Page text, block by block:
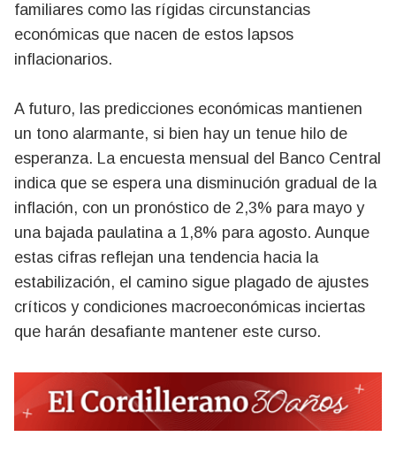
familiares como las rígidas circunstancias
económicas que nacen de estos lapsos
inflacionarios.
A futuro, las predicciones económicas mantienen
un tono alarmante, si bien hay un tenue hilo de
esperanza. La encuesta mensual del Banco Central
indica que se espera una disminución gradual de la
inflación, con un pronóstico de 2,3% para mayo y
una bajada paulatina a 1,8% para agosto. Aunque
estas cifras reflejan una tendencia hacia la
estabilización, el camino sigue plagado de ajustes
críticos y condiciones macroeconómicas inciertas
que harán desafiante mantener este curso.